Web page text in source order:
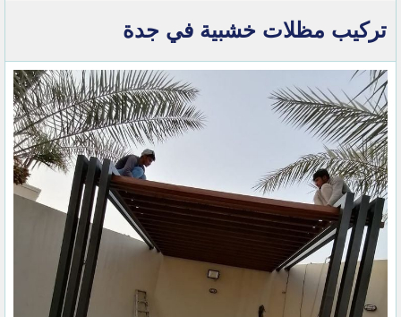
تركيب مظلات خشبية في جدة